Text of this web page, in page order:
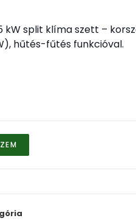
kW split klíma szett –
hűtés-fűtés funkcióval.